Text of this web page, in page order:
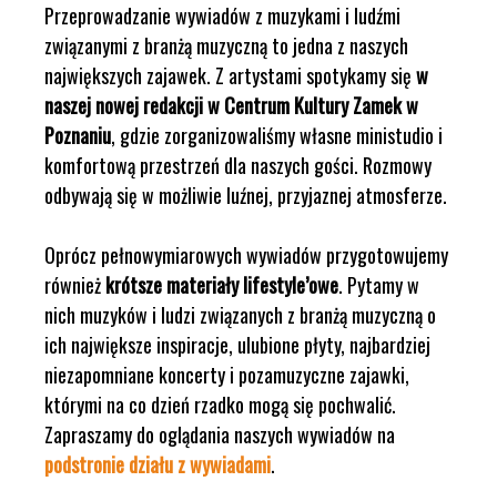
Przeprowadzanie wywiadów z muzykami i ludźmi
związanymi z branżą muzyczną to jedna z naszych
największych zajawek. Z artystami spotykamy sięw
naszej nowej redakcji w Centrum Kultury Zamek w
Poznaniu, gdzie zorganizowaliśmy własne ministudio i
komfortową przestrzeń dla naszych gości. Rozmowy
odbywają się w możliwie luźnej, przyjaznej atmosferze.
Oprócz pełnowymiarowych wywiadów przygotowujemy
równieżkrótsze materiały lifestyle’owe. Pytamy w
nich muzyków i ludzi związanych z branżą muzyczną o
ich największe inspiracje, ulubione płyty, najbardziej
niezapomniane koncerty i pozamuzyczne zajawki,
którymi na co dzień rzadko mogą się pochwalić.
Zapraszamy do oglądania naszych wywiadów na
podstronie działu z wywiadami.